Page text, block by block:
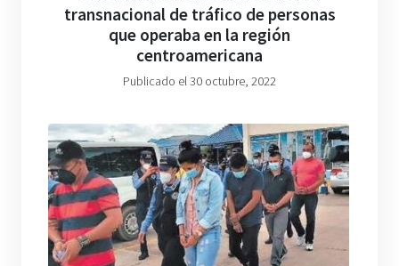
transnacional de tráfico de personas
que operaba en la región
centroamericana
Publicado el 30 octubre, 2022